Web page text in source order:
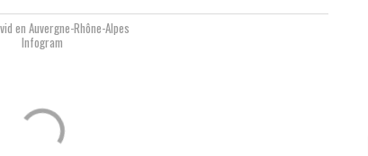
en Auvergne-Rhône-Alpes
Infogram